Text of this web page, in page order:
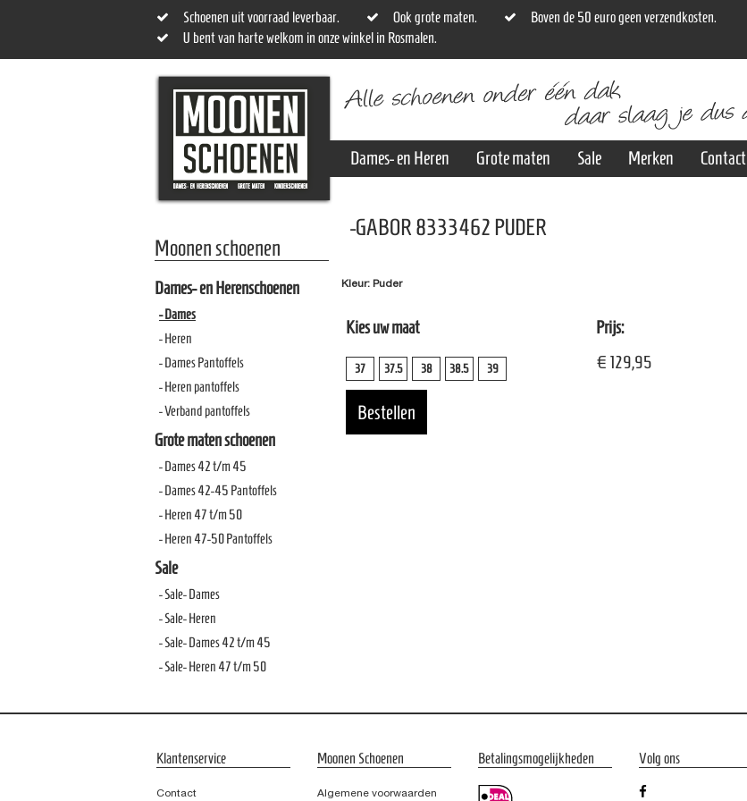
Schoenen uit voorraad leverbaar. Ook grote maten.
Boven de 50 euro geen verzendkosten.
U bent van harte welkom in onze winkel in Rosmalen.
Dames- en Heren Grote maten Sale Merken Contact
Moonen schoenen
Dames- en Herenschoenen
- Dames
- Heren
- Dames Pantoffels
- Heren pantoffels
- Verband pantoffels
Grote maten schoenen
- Dames 42 t/m 45
- Dames 42-45 Pantoffels
- Heren 47 t/m 50
- Heren 47-50 Pantoffels
Sale
- Sale- Dames
- Sale- Heren
- Sale- Dames 42 t/m 45
- Sale- Heren 47 t/m 50
-GABOR 8333462 PUDER
Kleur: Puder
Kies uw maat
37 37.5 38 38.5 39
Prijs:
€ 129,95
Klantenservice
Contact
Moonen Schoenen
Algemene voorwaarden
Betalingsmogelijkheden Volg ons